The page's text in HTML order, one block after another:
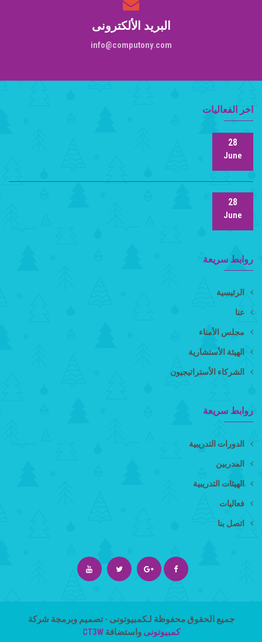
البريد الألكترونى
info@computony.com
اخر الفعاليات
28
June
28
June
روابط سريعة
الرئيسية
عنا
مجلس الأمناء
الهيئة الأستشارية
الشركاء الأستراتيجيون
روابط سريعة
الدورات التدريبية
المدربين
الهيئات التدريبية
فعاليات
اتصل بنا
جميع الحقوق محفوظة لـكمبيوتونى - تصميم وبرمجة شركة
كمبيوتونىواستضافة CT3W